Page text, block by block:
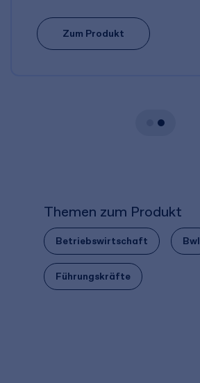
Zum Produkt
Themen zum Produkt
Betriebswirtschaft Bwl
Führungskräfte